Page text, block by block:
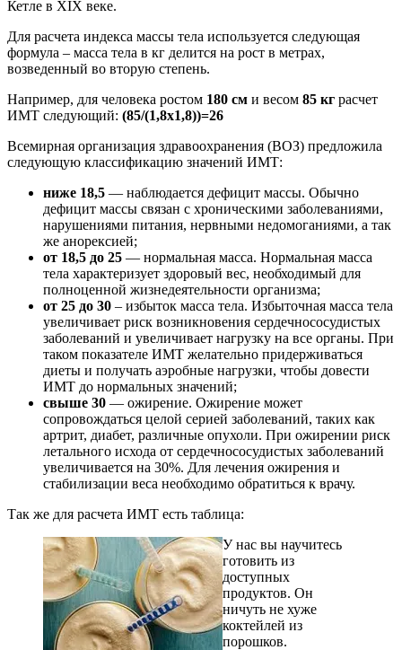
Кетле в XIX веке.
Для расчета индекса массы тела используется следующая
формула – масса тела в кг делится на рост в метрах,
возведенный во вторую степень.
Например, для человека ростом 180 см и весом 85 кг расчет
ИМТ следующий: (85/(1,8х1,8))=26
Всемирная организация здравоохранения (ВОЗ) предложила
следующую классификацию значений ИМТ:
ниже 18,5 — наблюдается дефицит массы. Обычно
дефицит массы связан с хроническими заболеваниями,
нарушениями питания, нервными недомоганиями, а так
же анорексией;
от 18,5 до 25 — нормальная масса. Нормальная масса
тела характеризует здоровый вес, необходимый для
полноценной жизнедеятельности организма;
от 25 до 30 – избыток масса тела. Избыточная масса тела
увеличивает риск возникновения сердечнососудистых
заболеваний и увеличивает нагрузку на все органы. При
таком показателе ИМТ желательно придерживаться
диеты и получать аэробные нагрузки, чтобы довести
ИМТ до нормальных значений;
свыше 30 — ожирение. Ожирение может
сопровождаться целой серией заболеваний, таких как
артрит, диабет, различные опухоли. При ожирении риск
летального исхода от сердечнососудистых заболеваний
увеличивается на 30%. Для лечения ожирения и
стабилизации веса необходимо обратиться к врачу.
Так же для расчета ИМТ есть таблица:
У нас вы научитесь
готовить из
доступных
продуктов. Он
ничуть не хуже
коктейлей из
порошков.